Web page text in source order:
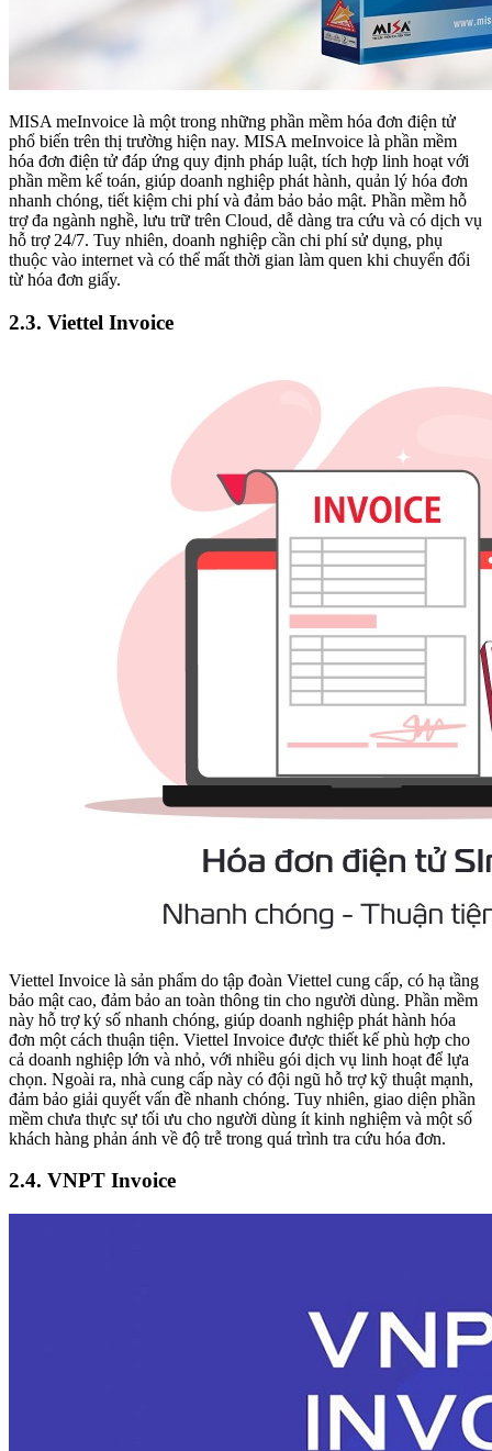
MISA meInvoice là một trong những phần mềm hóa đơn điện tử
phổ biến trên thị trường hiện nay. MISA meInvoice là phần mềm
hóa đơn điện tử đáp ứng quy định pháp luật, tích hợp linh hoạt với
phần mềm kế toán, giúp doanh nghiệp phát hành, quản lý hóa đơn
nhanh chóng, tiết kiệm chi phí và đảm bảo bảo mật. Phần mềm hỗ
trợ đa ngành nghề, lưu trữ trên Cloud, dễ dàng tra cứu và có dịch vụ
hỗ trợ 24/7. Tuy nhiên, doanh nghiệp cần chi phí sử dụng, phụ
thuộc vào internet và có thể mất thời gian làm quen khi chuyển đổi
từ hóa đơn giấy.
2.3. Viettel Invoice
Viettel Invoice là sản phẩm do tập đoàn Viettel cung cấp, có hạ tầng
bảo mật cao, đảm bảo an toàn thông tin cho người dùng. Phần mềm
này hỗ trợ ký số nhanh chóng, giúp doanh nghiệp phát hành hóa
đơn một cách thuận tiện. Viettel Invoice được thiết kế phù hợp cho
cả doanh nghiệp lớn và nhỏ, với nhiều gói dịch vụ linh hoạt để lựa
chọn. Ngoài ra, nhà cung cấp này có đội ngũ hỗ trợ kỹ thuật mạnh,
đảm bảo giải quyết vấn đề nhanh chóng. Tuy nhiên, giao diện phần
mềm chưa thực sự tối ưu cho người dùng ít kinh nghiệm và một số
khách hàng phản ánh về độ trễ trong quá trình tra cứu hóa đơn.
2.4. VNPT Invoice